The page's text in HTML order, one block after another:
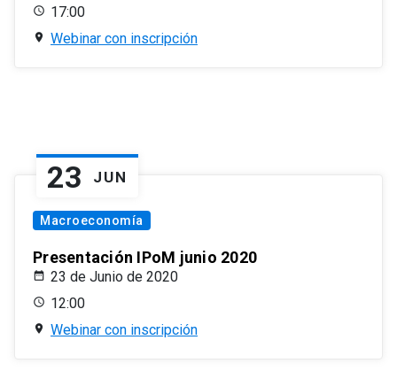
17:00
Webinar con inscripción
23 JUN
Macroeconomía
Presentación IPoM junio 2020
23 de Junio de 2020
12:00
Webinar con inscripción